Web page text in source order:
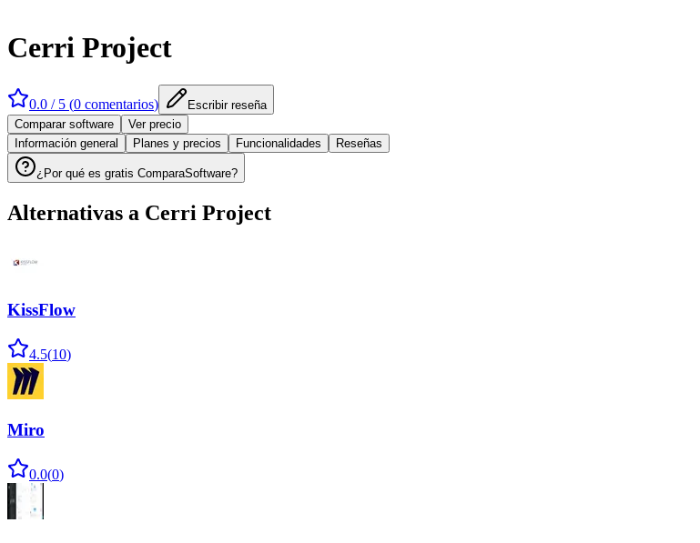
Cerri Project
0.0 / 5 (0 comentarios)
Escribir reseña
Comparar software
Ver precio
Información general
Planes y precios Funcionalidades Reseñas
¿Por qué es gratis ComparaSoftware?
Alternativas a Cerri Project
KissFlow
4.5(10)
Miro
0.0(0)